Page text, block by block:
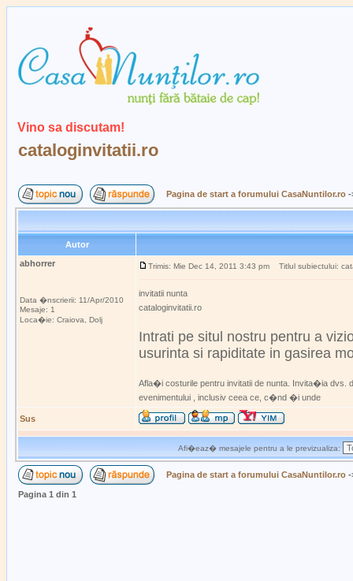
Vino sa discutam!
cataloginvitatii.ro
Pagina de start a forumului CasaNuntilor.ro
Autor
abhorrer
Data �nscrierii: 11/Apr/2010
Mesaje: 1
Loca�ie: Craiova, Dolj
Trimis: Mie Dec 14, 2011 3:43 pm Titlul subiectului:
invitatii nunta
cataloginvitatii.ro
Intrati pe situl nostru pentru a
usurinta si rapiditate in gasirea
Afla�i costurile pentru invitatii de nunta. Invita�ia dvs.
evenimentului , inclusiv ceea ce, c�nd �i unde
Sus
Afi�eaz� mesajele pentru a le previzualiza:
Pagina de start a forumului CasaNuntilor.ro
Pagina 1 din 1